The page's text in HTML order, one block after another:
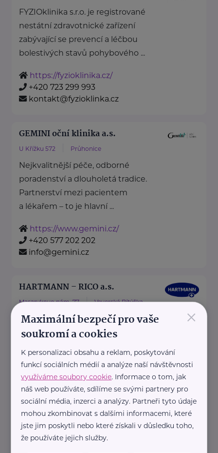
FYZIOklinika s.r.o. je registrované
nestátní zdravotnické zařízení
zabývající se prevencí a léčbou
bolestivých stavů pohybového ...
https://fyzioklinika.cz/
+420 723 299 993
kontakt@fyzioklinka.cz
GEMINI oční klinika a.s.
U Křížku 572 Průhonice
Nejkvalitnější péče, odborné
poradenství a dlouholetá tradice.
Partnerství mezi pacientem
a lékařem – to je hlavní ...
https://www.gemini.cz/
+420 577 202 202
info@gemini.cz
HARTMANN – RICO a.s.
Masarykovo nám. 77 Veverská Bítýška
zdravotnické pomůcky a
hygienická řešení s dlouholetou
tradicí.
Zaměřuje ...
https://hartmanndirect.com/cs-cz
×
Maximální bezpečí pro vaše
soukromí a cookies
K personalizaci obsahu a reklam, poskytování
funkcí sociálních médií a analýze naší návštěvnosti
využíváme soubory cookie. Informace o tom, jak
náš web používáte, sdílíme se svými partnery pro
sociální média, inzerci a analýzy. Partneři tyto údaje
mohou zkombinovat s dalšími informacemi, které
jste jim poskytli nebo které získali v důsledku toho,
že používáte jejich služby.